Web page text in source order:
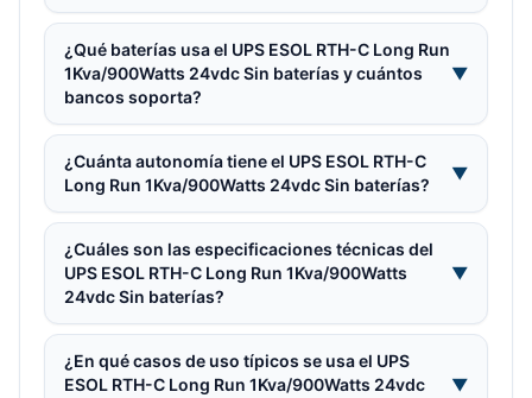
¿Qué baterías usa el UPS ESOL RTH-C Long Run
1Kva/900Watts 24vdc Sin baterías y cuántos
bancos soporta?
▼
¿Cuánta autonomía tiene el UPS ESOL RTH-C
Long Run 1Kva/900Watts 24vdc Sin baterías?
▼
¿Cuáles son las especificaciones técnicas del
UPS ESOL RTH-C Long Run 1Kva/900Watts
24vdc Sin baterías?
▼
¿En qué casos de uso típicos se usa el UPS
ESOL RTH-C Long Run 1Kva/900Watts 24vdc
▼